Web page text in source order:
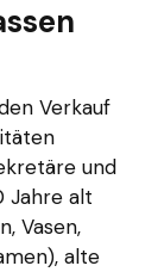
Verkauf
und
Jahre alt
Vasen,
alte